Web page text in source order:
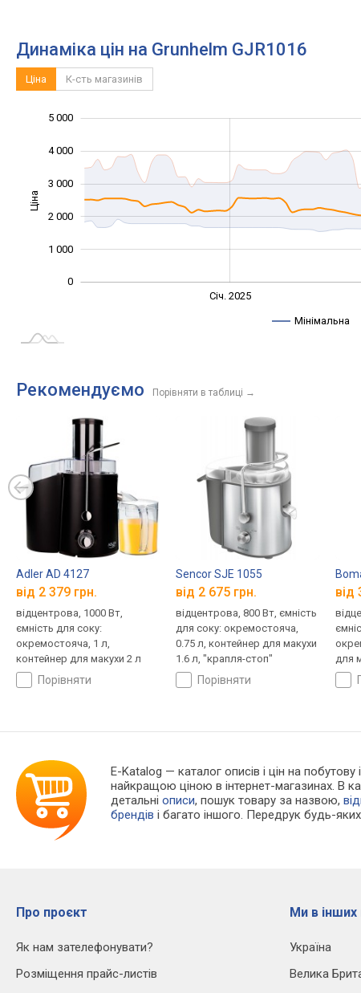
Динаміка цін на Grunhelm GJR1016
Ціна К-сть магазинів
Ціна
0
1 000
2 000
3 000
4 000
5 000
Січ. 2025
Мінімальна
Рекомендуємо Порівняти в таблиці →
Adler AD 4127
від 2 379 грн.
відцентрова, 1000 Вт,
ємність для соку:
окремостояча, 1 л,
контейнер для макухи 2 л
порівняти
Sencor SJE 1055
від 2 675 грн.
відцентрова, 800 Вт, ємність
для соку: окремостояча,
0.75 л, контейнер для макухи
1.6 л, "крапля-стоп"
порівняти
від
для
E-Katalog — каталог описів і цін на
найкращою ціною в інтернет-магазинах. В
детальніописи, пошук товару за назвою,
брендів і багато іншого. Передрук будь-
Про проєкт
Як нам зателефонувати?
Розміщення прайс-листів
Ми в інших
Україна
Велика